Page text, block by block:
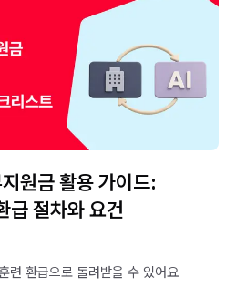
원금 활용 가이드:
급 절차와 요건
련 환급으로 돌려받을 수 있어요